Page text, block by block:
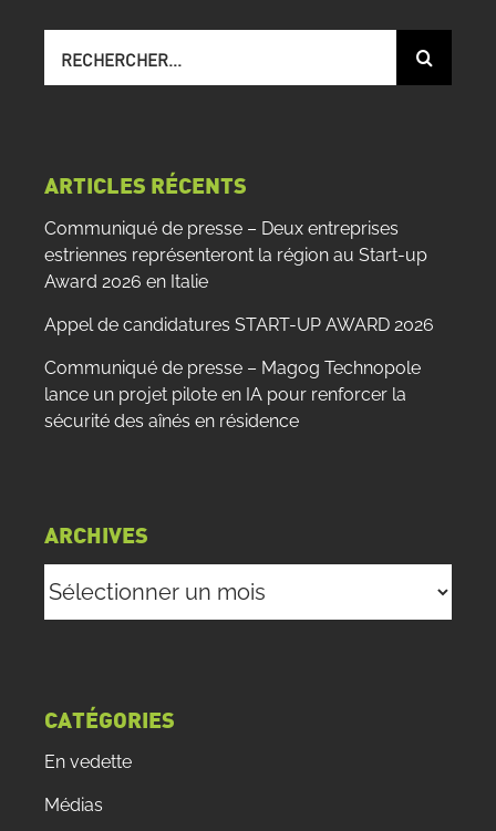
sur
ARTICLES RÉCENTS
Communiqué de presse – Deux entreprises
estriennes représenteront la région au Start-up
Award 2026 en Italie
Appel de candidatures START-UP AWARD 2026
Communiqué de presse – Magog Technopole
lance un projet pilote en IA pour renforcer la
sécurité des aînés en résidence
ARCHIVES
CATÉGORIES
En vedette
Médias